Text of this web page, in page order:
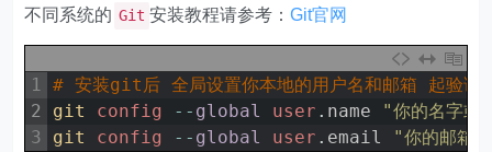
不同系统的 Git 安装教程请参考：Git官网
1
2
3
# 安装git后 全局设置你本地的用户名和邮箱 起验证
git config -- global user . name
"你的名字或
git config -- global user . email "你的邮箱"